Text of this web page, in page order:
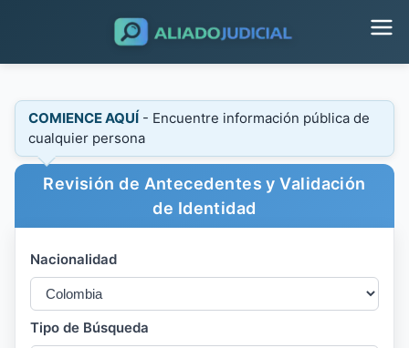
COMIENCE AQUÍ - Encuentre información pública de
cualquier persona
Revisión de Antecedentes y Validación
de Identidad
Nacionalidad
Tipo de Búsqueda